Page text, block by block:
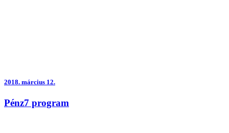
2018. március 12.
Pénz7 program